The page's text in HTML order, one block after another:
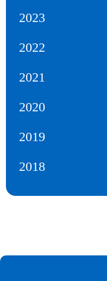
2023
2022
2021
2020
2019
2018